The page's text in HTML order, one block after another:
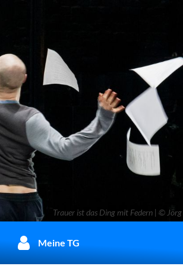
Trauer ist das Ding mit Federn | ©
Meine TG